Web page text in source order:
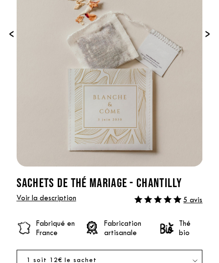
‹ ›
SACHETS DE THÉ MARIAGE - CHANTILLY
Voir la description 5 avis
Fabriqué en
France
Fabrication
artisanale
Thé
bio